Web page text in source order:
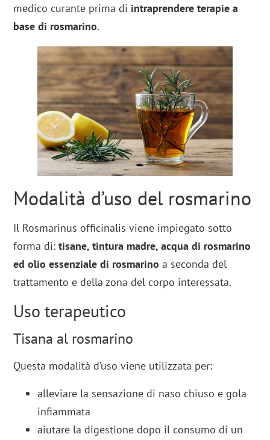
medico curante prima di intraprendere terapie a
base di rosmarino.
Modalità d’uso del rosmarino
Il Rosmarinus officinalis viene impiegato sotto
forma di:tisane, tintura madre, acqua di rosmarino
ed olio essenziale di rosmarino a seconda del
trattamento e della zona del corpo interessata.
Uso terapeutico
Tisana al rosmarino
Questa modalità d’uso viene utilizzata per:
alleviare la sensazione di naso chiuso e gola
infiammata
aiutare la digestione dopo il consumo di un